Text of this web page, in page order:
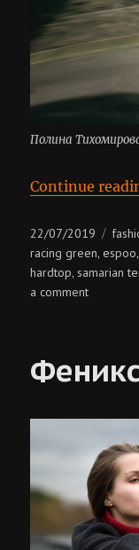
Полина
Continue
Posted
on
22/07/2019
racing green,espoo
hardtop, samarian
a commenton